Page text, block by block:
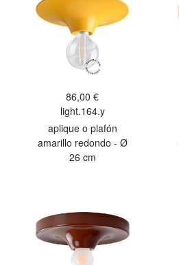
86,00 €
light.164.y
aplique o plafón
amarillo redondo - Ø
26 cm